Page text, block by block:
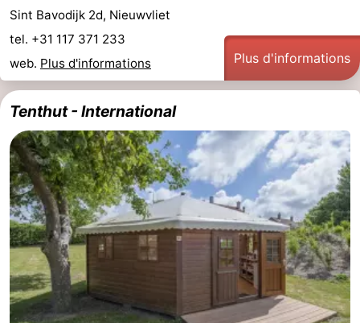
Contact
Sint Bavodijk 2d, Nieuwvliet
tel. +31 117 371 233
web. Plus d'informations Plus d'informations
Tenthut - International